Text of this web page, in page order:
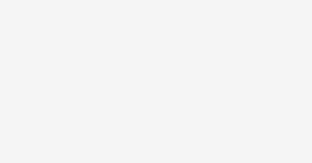
学生は、比較検討の期間が長くなる
い企業へ流れやすいです。
位置づけになっていないか、選考段
められます。